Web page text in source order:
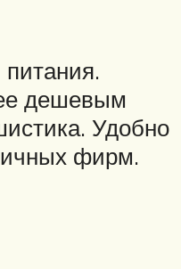
дешевым
Удобно
фирм.